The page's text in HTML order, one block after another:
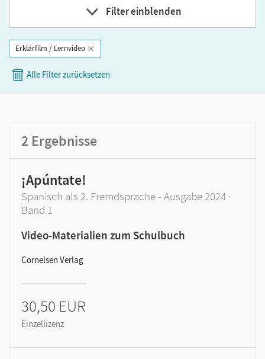
Filter einblenden
Band
GER-Niveau
Erklärfilm / Lernvideo
Alle Filter zurücksetzen
2 Ergebnisse
¡Apúntate!
Spanisch als 2. Fremdsprache - Ausgabe 2024 ·
Band 1
Video-Materialien zum Schulbuch
Cornelsen Verlag
30,50 EUR
Einzellizenz